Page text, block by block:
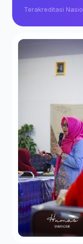
Terakreditasi